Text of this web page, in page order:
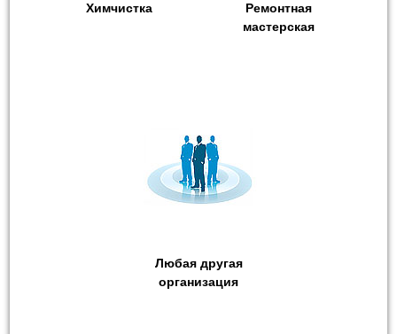
Химчистка
Ремонтная
мастерская
Любая другая
организация